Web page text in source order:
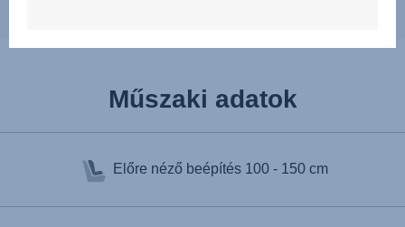
Műszaki adatok
Előre néző beépítés 100 - 150 cm